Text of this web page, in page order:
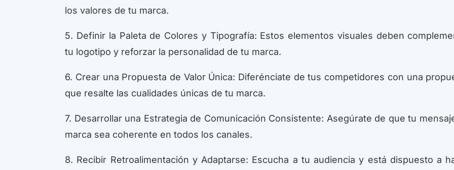
los valores de tu marca.
5. Definir la Paleta de Colores y Tipografía: Estos elementos visuales deben
tu logotipo y reforzar la personalidad de tu marca.
6. Crear una Propuesta de Valor Única: Diferénciate de tus competidores con una
que resalte las cualidades únicas de tu marca.
7. Desarrollar una Estrategia de Comunicación Consistente: Asegúrate de que tu
marca sea coherente en todos los canales.
8. Recibir Retroalimentación y Adaptarse: Escucha a tu audiencia y está dispuesto a